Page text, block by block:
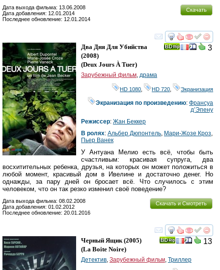
Скачать
Дата выхода фильма: 13.06.2008
Дата добавления: 12.01.2014
Последнее обновление: 12.01.2014
смотреть
3
Два Дня Для Убийства
(2008)
(Deux Jours À Tuer)
Зарубежный фильм, драма
HD 1080 HD 720 Экранизация
Экранизация по произведению:Франсуа
д’Эпену
Режиссер: Жан Беккер
В ролях: Альбер Дюпонтель, Мари-Жозе Кроз,
Пьер Ванек
У Антуана Мелио есть всё, чтобы быть
счастливым: красивая супруга, два
восхитительных ребенка, друзья, на которых он может положиться в
любой момент, красивый дом в Ивелине и достаточно денег. Но
однажды, за пару дней он бросает всё. Что случилось с этим
человеком, что он так резко изменил своё поведение?
Скачать и Смотреть
Дата выхода фильма: 08.02.2008
Дата добавления: 01.02.2012
Последнее обновление: 20.01.2016
смотреть
13
Черный Ящик (2005)
(La Boite Noire)
Детектив, Зарубежный фильм, Триллер